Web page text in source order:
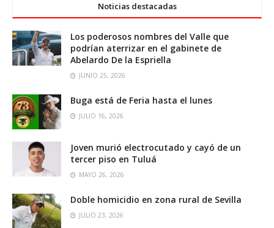
Noticias destacadas
Los poderosos nombres del Valle que
podrían aterrizar en el gabinete de
Abelardo De la Espriella
JUNIO 25, 2026
Buga está de Feria hasta el lunes
JULIO 16, 2026
Joven murió electrocutado y cayó de un
tercer piso en Tuluá
MAYO 26, 2026
Doble homicidio en zona rural de Sevilla
JULIO 23, 2026